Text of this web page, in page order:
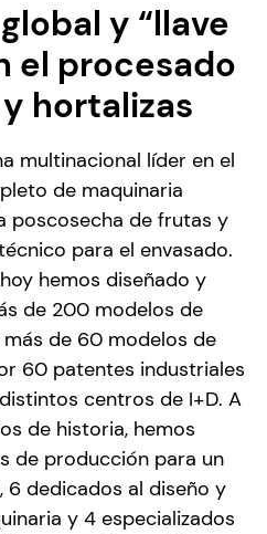
y “llave
el procesado
hortalizas
multinacional líder en el
de maquinaria
poscosecha de frutas y
para el envasado.
hemos diseñado y
de 200 modelos de
de 60 modelos de
60 patentes industriales
centros de I+D. A
de historia, hemos
de producción para un
6 dedicados al diseño y
y 4 especializados